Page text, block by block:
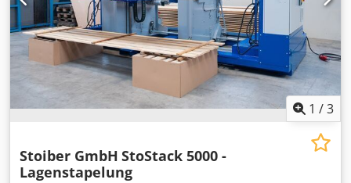
1 /3
Stoiber GmbH StoStack 5000 -
Lagenstapelung